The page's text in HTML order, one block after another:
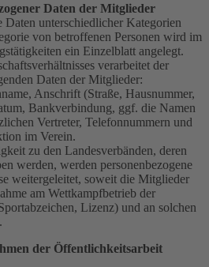
Daten der Mitglieder
Daten unterschiedlicher Kategorien
von betroffenen Personen wird im
ein Einzelblatt angelegt.
verarbeitet der
Daten der Mitglieder:
Anschrift (Straße, Hausnummer,
Bankverbindung, ggf. die Namen
Vertreter, Telefonnummern und
im Verein.
zu den Landesverbänden, deren
werden, werden personenbezogene
weitergeleitet, soweit die Mitglieder
am Wettkampfbetrieb der
Lizenz) und an solchen
der Öffentlichkeitsarbeit